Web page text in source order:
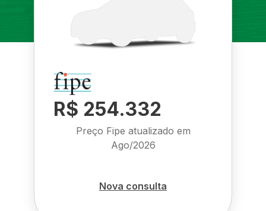
R$ 254.332
Preço Fipe atualizado em
Ago/2026
Nova consulta